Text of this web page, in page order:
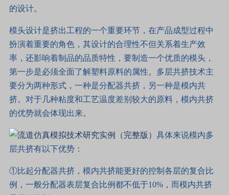
的设计。
模头设计是挤出工程的一个重要环节，在产品成型过程中
扮演着重要的角色，其设计的合理性不但关系着生产效
率，还影响着制品的品质特性，要制造一个优质的模头，
第一步是必须全面了解塑料原料的属性。多层共挤技术主
要分为两种形式，一种是分配器共挤，另一种是模内共
挤。对于几种粘度和工艺温度差别较大的原料，模内共挤
的优势就会体现出来。
具体来说模内多
层共挤有以下优势：
①比起分配器共挤，模内共挤能更好的控制各层的复合比
例，一般分配器表层复合比例都不低于10%，而模内共挤